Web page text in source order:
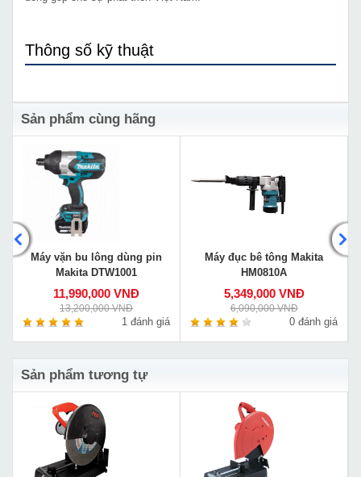
Thông số kỹ thuật
Sản phẩm cùng hãng
Máy vặn bu lông dùng pin
Makita DTW1001
11,990,000 VNĐ
13,200,000 VNĐ
1 đánh giá
Máy đục bê tông Makita
HM0810A
5,349,000 VNĐ
6,090,000 VNĐ
0 đánh giá
Sản phẩm tương tự